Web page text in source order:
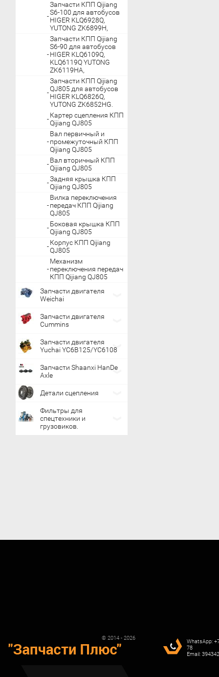
Запчасти КПП Qijiang
S6-100 для автобусов
HIGER KLQ6928Q,
YUTONG ZK6899H,
Запчасти КПП Qijiang
S6-90 для автобусов
HIGER KLQ6109Q,
KLQ6119Q YUTONG
ZK6119HA,
Запчасти КПП Qijiang
QJ805 для автобусов
HIGER KLQ6826Q,
YUTONG ZK6852HG.
Картер сцепления КПП
Qijiang QJ805
Вал первичный и
промежуточный КПП
Qijiang QJ805
Вал вторичный КПП
Qijiang QJ805
Задняя крышка КПП
Qijiang QJ805
Вилка переключения
передач КПП Qijiang
QJ805
Боковая крышка КПП
Qijiang QJ805
Корпус КПП Qijiang
QJ805
Механизм
переключения передач
КПП Qijiang QJ805
Запчасти двигателя
Weichai
Запчасти двигателя
Cummins
Запчасти двигателя
Yuchai YC6B125/YC6108
Запчасти Shaanxi HanDe
Axle
Детали сцепления
Фильтры для
спецтехники и
грузовиков.
© 2014 - 2026
WhatsApp:
78
Email: